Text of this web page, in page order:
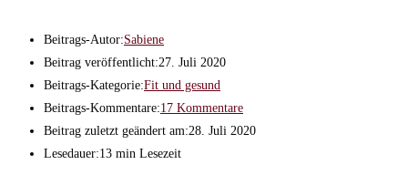
Beitrags-Autor:Sabiene
Beitrag veröffentlicht:27. Juli 2020
Beitrags-Kategorie:Fit und gesund
Beitrags-Kommentare:17 Kommentare
Beitrag zuletzt geändert am:28. Juli 2020
Lesedauer:13 min Lesezeit